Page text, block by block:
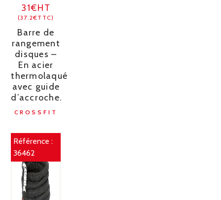
31€HT
(37.2€TTC)
Barre de
rangement
disques –
En acier
thermolaqué
avec guide
d’accroche.
CROSSFIT
Référence :
36462